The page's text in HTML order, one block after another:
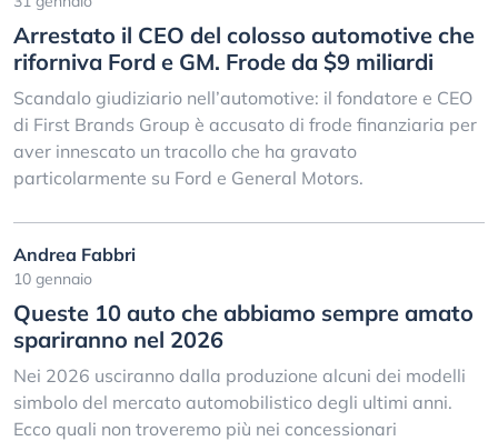
Arrestato il CEO del colosso automotive che
riforniva Ford e GM. Frode da $9 miliardi
Scandalo giudiziario nell’automotive: il fondatore e CEO
di First Brands Group è accusato di frode finanziaria per
aver innescato un tracollo che ha gravato
particolarmente su Ford e General Motors.
Andrea Fabbri
10 gennaio
Queste 10 auto che abbiamo sempre amato
spariranno nel 2026
Nei 2026 usciranno dalla produzione alcuni dei modelli
simbolo del mercato automobilistico degli ultimi anni.
Ecco quali non troveremo più nei concessionari